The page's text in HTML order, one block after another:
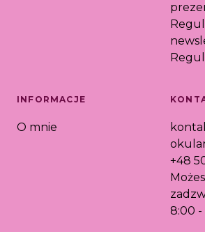
INFORMACJE
O mnie
+48
8:00 -